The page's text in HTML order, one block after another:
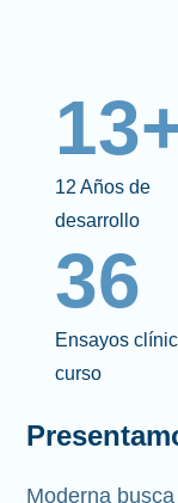
12 Años de
desarrollo
36
Ensayos
curso
Moderna